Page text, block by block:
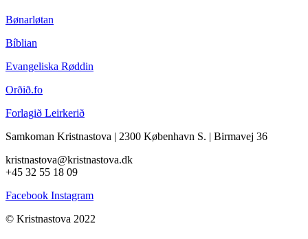
Bønarløtan
Bíblian
Evangeliska Røddin
Orðið.fo
Forlagið Leirkerið
Samkoman Kristnastova | 2300 København S. | Birmavej 36
kristnastova@kristnastova.dk
+45 32 55 18 09
Facebook Instagram
© Kristnastova 2022